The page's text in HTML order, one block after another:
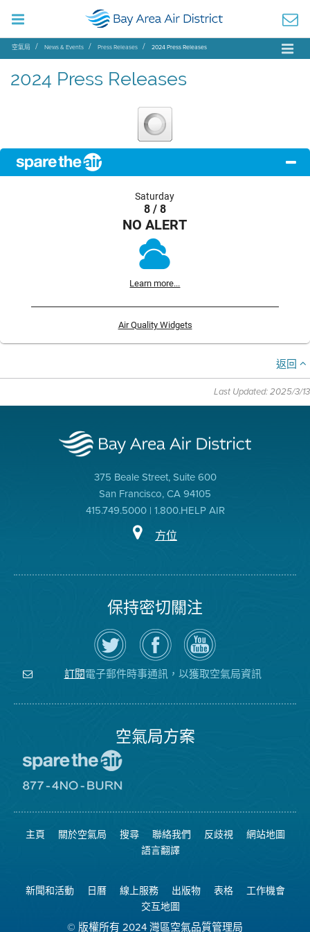
空氣局 News & Events Press Releases 2024 Press Releases
2024 Press Releases
Saturday
8 / 8
NO ALERT
Learn more...
Air Quality Widgets
返回
Last Updated: 2025/3/13
375 Beale Street, Suite 600
San Francisco, CA 94105
415.749.5000 | 1.800.HELP AIR
方位
保持密切關注
在
Twitter
上
關
注
空
瀏
覽
氣
局
的
空
氣
局
YouTube
頻
道
訂閱電子郵件時事通訊，以獲取空氣局資訊
空氣局方案
空
日
網
站
8774
可
燃
燒
主頁 關於空氣局 搜尋 聯絡我們 反歧視
網站地圖
語言翻譯
新聞和活動 日曆 線上服務 出版物 表格
工作機會
交互地圖
© 版權所有 2024 灣區空氣品質管理局